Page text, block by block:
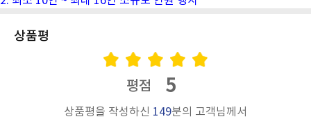
상품평
평점 5
상품평을 작성하신 149분의 고객님께서